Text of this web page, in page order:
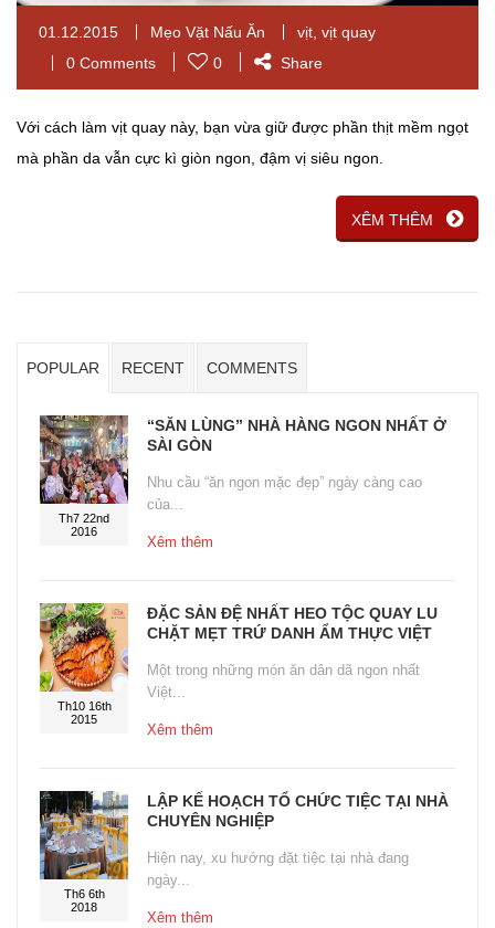
01.12.2015 Mẹo Vặt Nấu Ăn vịt, vịt quay
0 Comments
0 Share
Với cách làm vịt quay này, bạn vừa giữ được phần thịt mềm ngọt
mà phần da vẫn cực kì giòn ngon, đậm vị siêu ngon.
XÊM THÊM
POPULAR RECENT COMMENTS
Th7 22nd
2016
“SĂN LÙNG” NHÀ HÀNG NGON NHẤT Ở
SÀI GÒN
Nhu cầu “ăn ngon mặc đẹp” ngày càng cao
của...
Xêm thêm
Th10 16th
2015
ĐẶC SẢN ĐỆ NHẤT HEO TỘC QUAY LU
CHẶT MẸT TRỨ DANH ẨM THỰC VIỆT
Một trong những món ăn dân dã ngon nhất
Việt...
Xêm thêm
Th6 6th
2018
LẬP KẾ HOẠCH TỔ CHỨC TIỆC TẠI NHÀ
CHUYÊN NGHIỆP
Hiện nay, xu hướng đặt tiệc tại nhà đang
ngày...
Xêm thêm